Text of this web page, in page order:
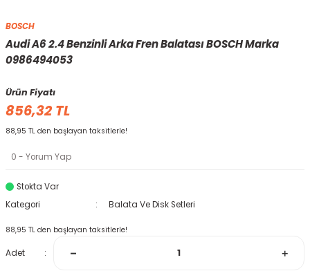
BOSCH
Audi A6 2.4 Benzinli Arka Fren Balatası BOSCH Marka
0986494053
Ürün Fiyatı
856,32 TL
88,95 TL den başlayan taksitlerle!
0 - Yorum Yap
Stokta Var
Kategori
Balata Ve Disk Setleri
88,95 TL den başlayan taksitlerle!
Adet